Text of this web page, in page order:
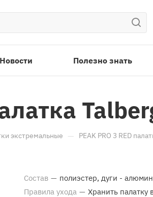
Новости Полезно знать
экстремальные — PEAK PRO 3 RED
Состав — полиэстер, дуги -
Правила ухода — Хранить палатку